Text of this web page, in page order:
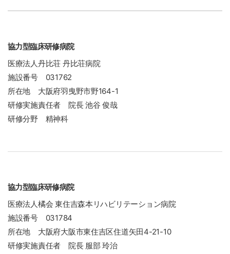
協力型臨床研修病院
医療法人丹比荘 丹比荘病院
施設番号 031762
所在地 大阪府羽曳野市野164-1
研修実施責任者 院長 池谷 俊哉
研修分野 精神科
協力型臨床研修病院
医療法人橘会 東住吉森本リハビリテーション病院
施設番号 031784
所在地 大阪府大阪市東住吉区住道矢田4-21-10
研修実施責任者 院長 服部 玲治